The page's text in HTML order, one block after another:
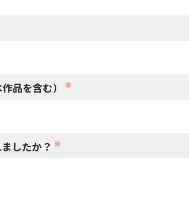
品を含む） ※
したか？ ※